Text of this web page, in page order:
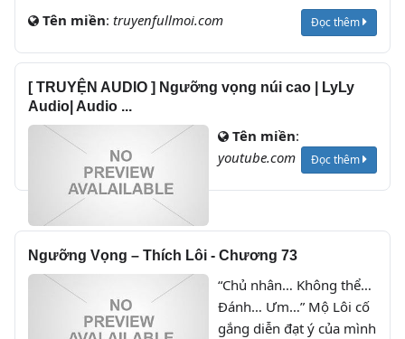
Tên miền: truyenfullmoi.com Đọc thêm
[ TRUYỆN AUDIO ] Ngưỡng vọng núi cao | LyLy
Audio| Audio ...
Tên miền:
youtube.com
Đọc thêm
Ngưỡng Vọng – Thích Lôi - Chương 73
“Chủ nhân… Không thể…
Đánh… Ưm…” Mộ Lôi cố
gắng diễn đạt ý của mình